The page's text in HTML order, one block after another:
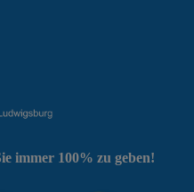
immer 100% zu geben!